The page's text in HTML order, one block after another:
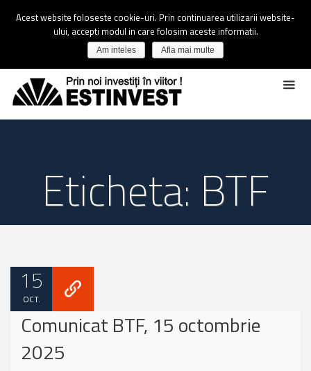
Eticheta: BTF
15
OCT.
Comunicat BTF, 15 octombrie
2025
Acest website foloseste cookie-uri. Prin continuarea utilizarii website-
ului, accepti modul in care folosim aceste informatii.
Am inteles Afla mai multe